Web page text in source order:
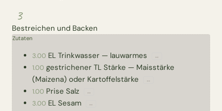
3
Bestreichen und Backen
Zutaten
3.00 EL Trinkwasser — lauwarmes ↔
1.00 gestrichener TL Stärke — Maisstärke
(Maizena) oder Kartoffelstärke
↔
1.00 Prise Salz ↔
3.00 EL Sesam ↔